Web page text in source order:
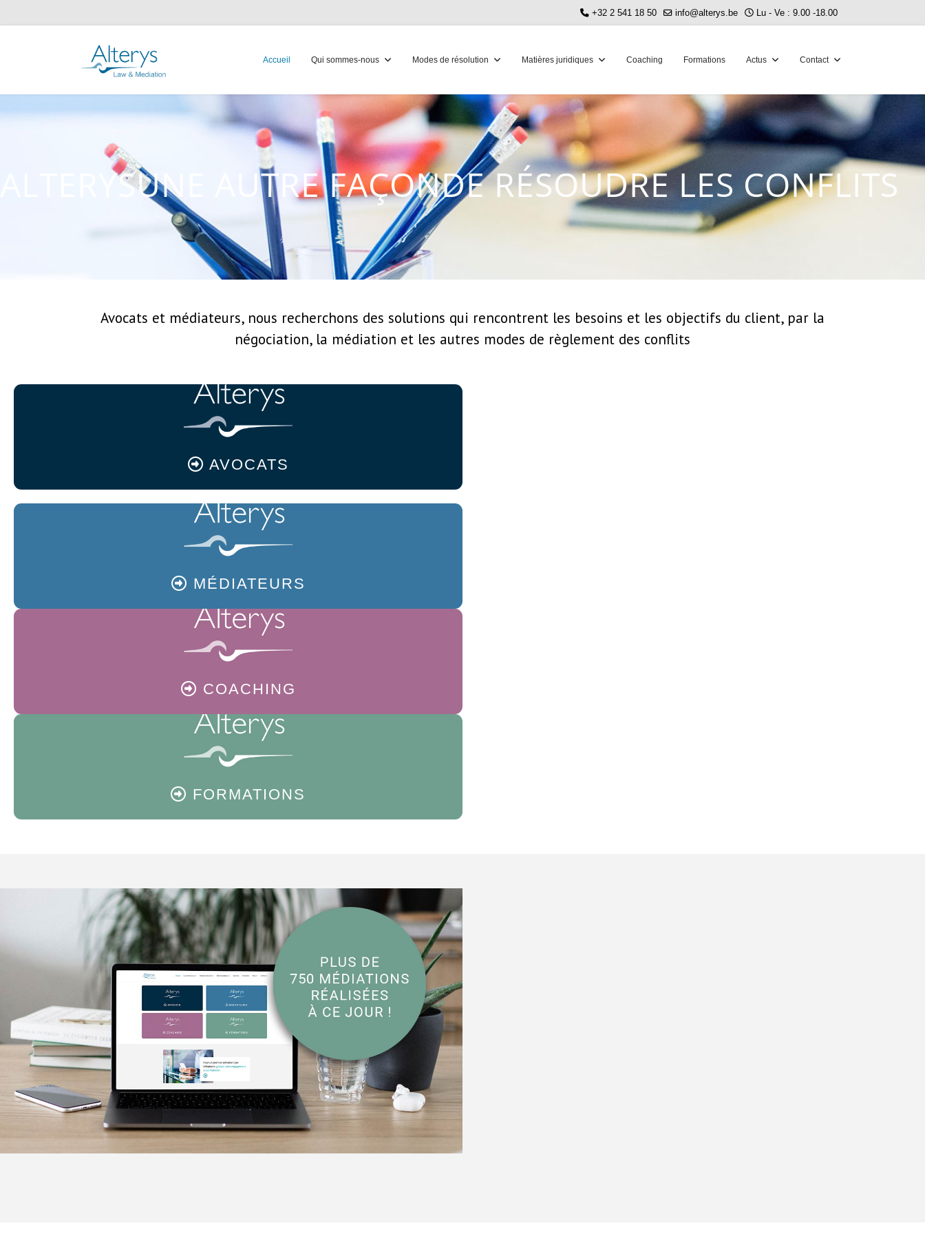
+32 2 541 18 50 info@alterys.be Lu - Ve : 9.00 -18.00
Accueil Qui sommes-nous Modes de résolution Matières juridiques Coaching Formations Actus Contact
ALTERYSUNE AUTRE FAÇONDE RÉSOUDRE LES CONFLITS
Avocats et médiateurs, nous recherchons des solutions qui rencontrent les besoins et les objectifs du client, par la
négociation, la médiation et les autres modes de règlement des conflits
AVOCATS
MÉDIATEURS
COACHING
FORMATIONS